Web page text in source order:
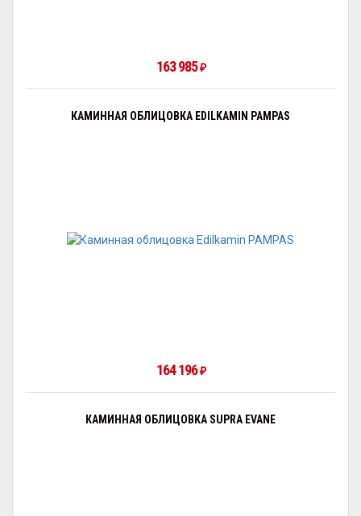
163 985 ₽
КАМИННАЯ ОБЛИЦОВКА EDILKAMIN PAMPAS
164 196 ₽
КАМИННАЯ ОБЛИЦОВКА SUPRA EVANE